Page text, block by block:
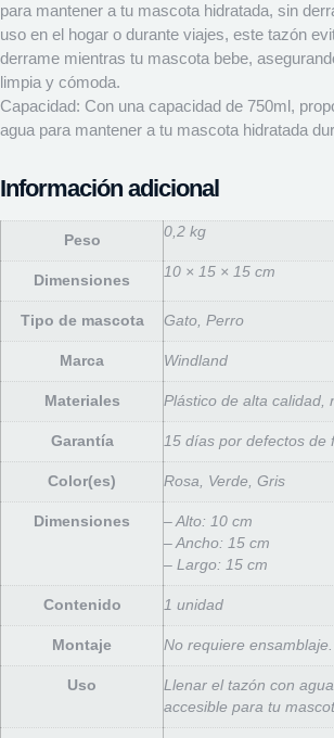
para mantener a tu mascota hidratada, sin
uso en el hogar o durante viajes, este tazón
derrame mientras tu mascota bebe,
limpia y cómoda.
Capacidad: Con una capacidad de 750ml,
agua para mantener a tu mascota hidratada
Información adicional
Peso
0,2 kg
Dimensiones
10 × 15 × 15 cm
Tipo de mascota Gato, Perro
Marca Windland
Materiales Plástico de alta calidad,
Garantía 15 días por defectos de
Color(es) Rosa, Verde, Gris
Dimensiones
– Alto: 10 cm
– Ancho: 15 cm
– Largo: 15 cm
Contenido 1 unidad
Montaje No requiere ensamblaje.
Uso
Llenar el tazón con
accesible para tu